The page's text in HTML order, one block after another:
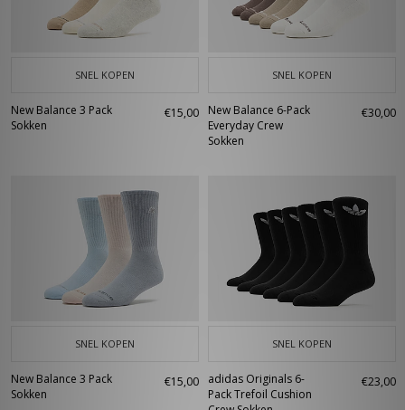
SNEL KOPEN
New Balance 3 Pack
Sokken
€15,00
SNEL KOPEN
New Balance 6-Pack
Everyday Crew
Sokken
€30,00
SNEL KOPEN
New Balance 3 Pack
Sokken
€15,00
SNEL KOPEN
adidas Originals 6-
Pack Trefoil Cushion
€23,00